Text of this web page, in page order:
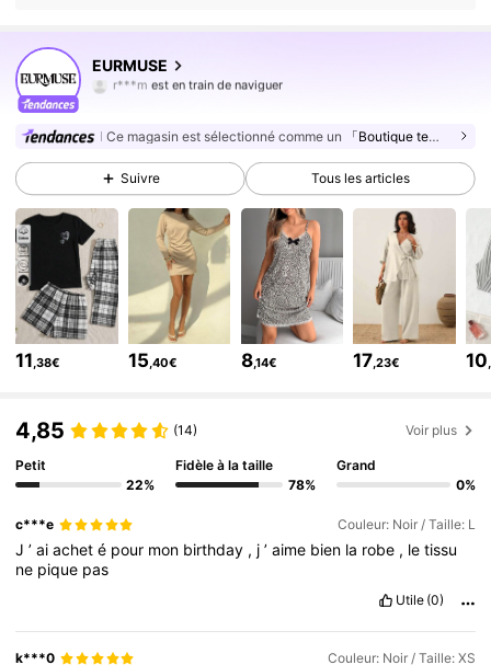
EURMUSE
r***mest en train de naviguer
4,75
355K Suiveurs
4,75 355K Suiveurs
4,75 355K Suiveurs
355K Suiveurs
4,75 355K Suiveurs
4,75 355K Suiveurs
4,75 355K Suiveurs
Ce magasin est sélectionné comme un 「Boutique tendance」
Suivre Tous les articles
11,38€ 15,40€ 8,14€ 17,23€ 10
4,85 (14) Voir plus
Petit
22%
Fidèle à la taille
78%
Grand
0%
c***e Couleur: Noir / Taille: L
J’aiacheté pour mon birthday , j’aime bien la robe , letissu
ne pique pas
Utile (0)
k***0 Couleur: Noir / Taille: XS